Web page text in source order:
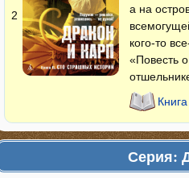
2
а на
кого-то
«Повесть
Серия: